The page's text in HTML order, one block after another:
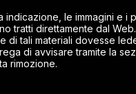
indicazione, le immagini e i
tratti direttamente dal
di tali materiali dovesse
di avvisare tramite la
rimozione.